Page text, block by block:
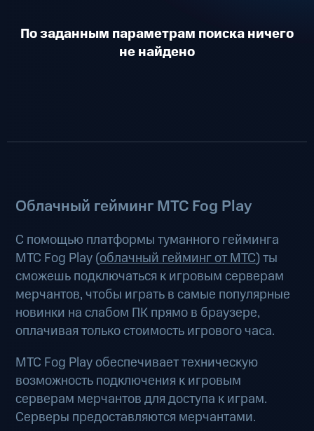
По заданным параметрам поиска ничего
не найдено
Облачный гейминг МТС Fog Play
С помощью платформы туманного гейминга
МТС Fog Play (облачный гейминг от МТС) ты
сможешь подключаться к игровым серверам
мерчантов, чтобы играть в самые популярные
новинки на слабом ПК прямо в браузере,
оплачивая только стоимость игрового часа.
МТС Fog Play обеспечивает техническую
возможность подключения к игровым
серверам мерчантов для доступа к играм.
Серверы предоставляются мерчантами.